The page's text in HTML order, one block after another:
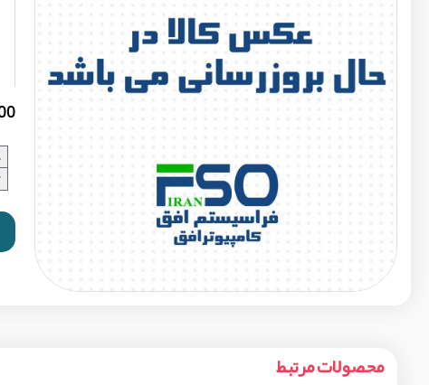
محصولات مرتبط